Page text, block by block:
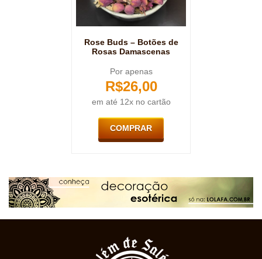
Rose Buds – Botões de
Rosas Damascenas
Por apenas
R$26,00
em até 12x no cartão
COMPRAR